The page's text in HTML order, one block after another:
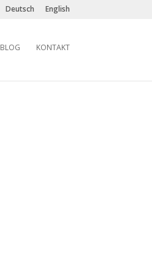
Deutsch English
BLOG KONTAKT